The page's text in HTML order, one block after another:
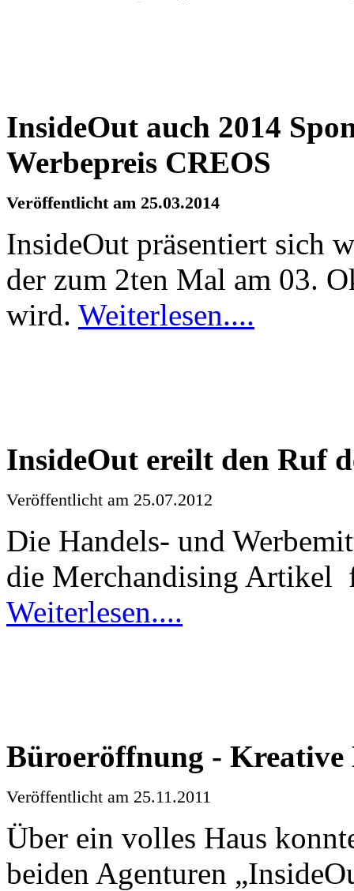
InsideOut auch 2014
Werbepreis CREOS
Veröffentlichtam 25.03.2014
InsideOut präsentiert sich
der zum 2ten Mal am 03.
wird. Weiterlesen....
InsideOut ereilt den Ruf
Veröffentlicht am 25.07.2012
Die Handels- und
die Merchandising Artikel
Weiterlesen....
Büroeröffnung - Kreative
Veröffentlicht am 25.11.2011
Über ein volles Haus
beiden Agenturen